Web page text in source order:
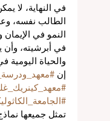
في النهاية، لا
الطالب نفسه،
النمو في
في أبرشيته، وأن
والحياة اليومية
إن
تمثل جميعها